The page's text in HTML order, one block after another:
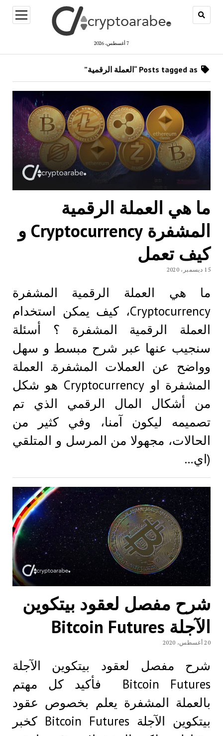
7 أغسطس، 2026
open
menu
ما هي العملة الرقمية
المشفرة Cryptocurrency و
كيف تعمل
15 ديسمبر، 2020
ما هي العملة الرقمية المشفرة
Cryptocurrency، كيف يمكن استخدام
العملة الرقمية المشفرة ؟ أسئلة
سنجيب عنها عبر شرح مبسط و سهل
وواضح عن العملات المشفرة. العملة
المشفرة او Cryptocurrency هو شكل
من أشكال المال الرقمي الذي تم
تصميمه ليكون آمنا، وفي كثير من
الحالات، مجهولا من المرسل و المتلقي
(اي…
شرح مفصل لعقود بيتكوين
الآجلة Bitcoin Futures
20 أغسطس، 2020
شرح مفصل لعقود بيتكوين الآجلة
Bitcoin Futures فأكيد كل مهتم
بالعملة المشفرة يعلم بخصوص عقود
بيتكوين الآجلة Bitcoin Futures كخبر